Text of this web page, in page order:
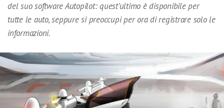
del suo software Autopilot: quest’ultimo è disponibile per
tutte le auto, seppure si preoccupi per ora di registrare solo le
informazioni.